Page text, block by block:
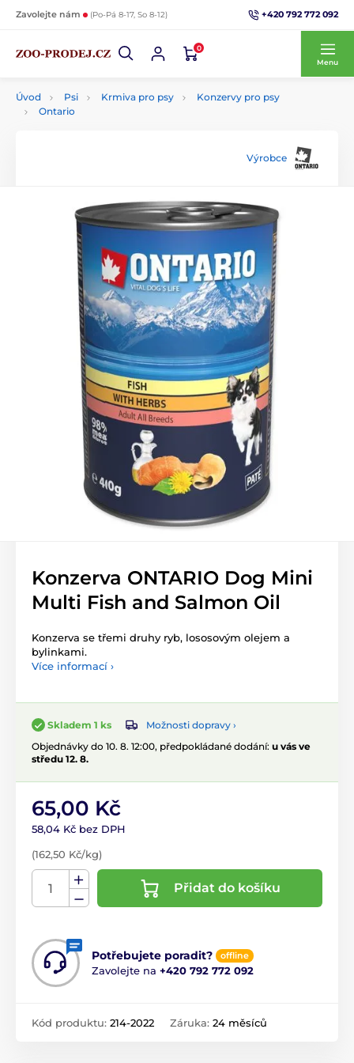
Zavolejte nám (Po-Pá 8-17, So 8-12) +420 792 772 092
0
Menu
Úvod Psi Krmiva pro psy
Konzervy pro psy
Ontario
Výrobce
Konzerva ONTARIO Dog Mini
Multi Fish and Salmon Oil
Konzerva se třemi druhy ryb, lososovým olejem a
bylinkami.
Více informací ›
Skladem 1 ks
Možnosti dopravy ›
Objednávky do 10. 8. 12:00, předpokládané dodání: u vás ve
středu 12. 8.
65,00 Kč
58,04 Kč bez DPH
(162,50 Kč/kg)
Přidat do košíku
Potřebujete poradit? offline
Zavolejte na +420 792 772 092
Kód produktu: 214-2022 Záruka: 24 měsíců